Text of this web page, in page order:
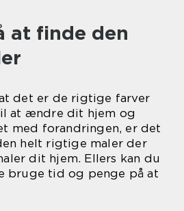
at finde den
det er de rigtige farver
at ændre dit hjem og
med forandringen, er det
helt rigtige maler der
dit hjem. Ellers kan du
bruge tid og penge på at